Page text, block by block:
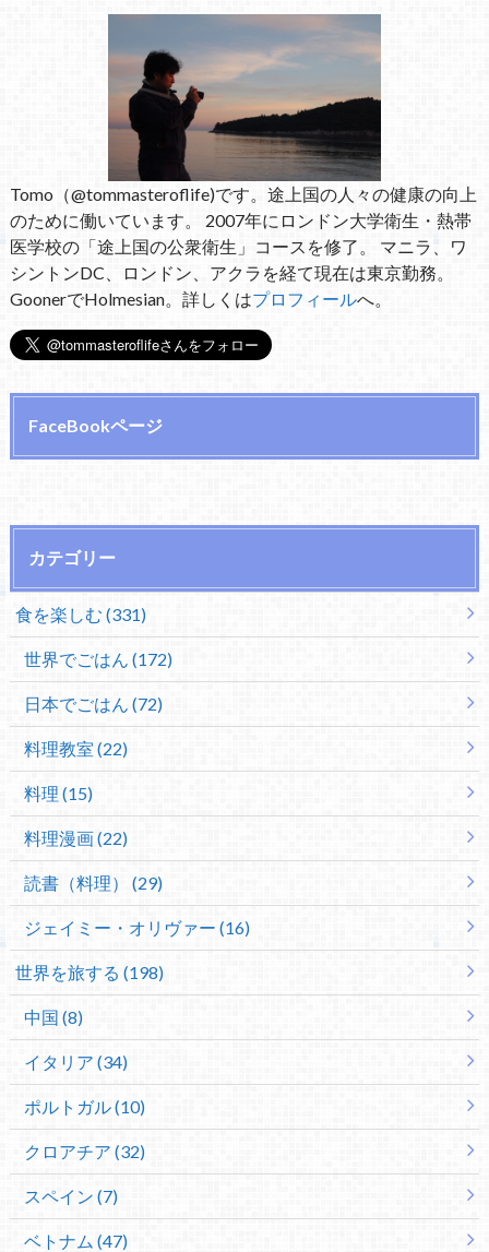
Tomo（@tommasteroflife)です。途上国の人々の健康の向上
のために働いています。 2007年にロンドン大学衛生・熱帯
医学校の「途上国の公衆衛生」コースを修了。 マニラ、ワ
シントンDC、ロンドン、アクラを経て現在は東京勤務。
GoonerでHolmesian。詳しくはプロフィールへ。
FaceBookページ
カテゴリー
食を楽しむ (331)
世界でごはん (172)
日本でごはん (72)
料理教室 (22)
料理 (15)
料理漫画 (22)
読書（料理） (29)
ジェイミー・オリヴァー (16)
世界を旅する (198)
中国 (8)
イタリア (34)
ポルトガル (10)
クロアチア (32)
スペイン (7)
ベトナム (47)